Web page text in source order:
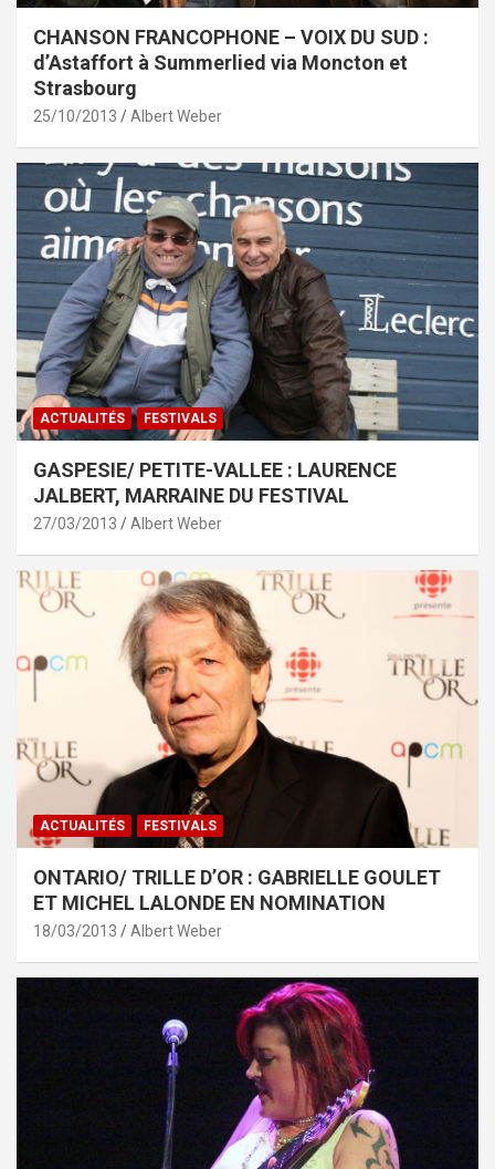
CHANSON FRANCOPHONE – VOIX DU SUD :
d’Astaffort à Summerlied via Moncton et
Strasbourg
25/10/2013 Albert Weber
ACTUALITÉS FESTIVALS
GASPESIE/ PETITE-VALLEE : LAURENCE
JALBERT, MARRAINE DU FESTIVAL
27/03/2013 Albert Weber
ACTUALITÉS FESTIVALS
ONTARIO/ TRILLE D’OR : GABRIELLE GOULET
ET MICHEL LALONDE EN NOMINATION
18/03/2013 Albert Weber